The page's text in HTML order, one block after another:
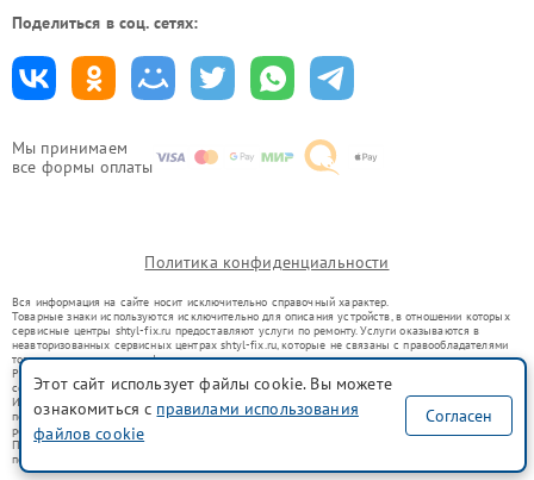
Мы принимаем
все формы оплаты
Поделиться в соц. сетях:
Политика конфиденциальности
Вся информация на сайте носит исключительно справочный характер.
Товарные знаки используются исключительно для описания устройств, в отношении которых
сервисные центры shtyl-fix.ru предоставляют услуги по ремонту. Услуги оказываются в
неавторизованных сервисных центрах shtyl-fix.ru, которые не связаны с правообладателями
товарных знаков или их официальными представителями.
Ремонт осуществляется для устройств, уже введенных в гражданский оборот в соответствии
со статьей 1487 ГК РФ.
Использование товарных знаков не преследует цели индивидуализации услуг или введения
потребителей в заблуждение, а служит для информирования о предоставляемых услугах по
ремонту техники указанных брендов.
Представленная на сайте информация не является публичной офертой, определяемой
положениями Статьи 437(2) Гражданского кодекса РФ
Этот сайт использует файлы cookie. Вы можете
ознакомиться с правилами использования
файлов cookie
Согласен